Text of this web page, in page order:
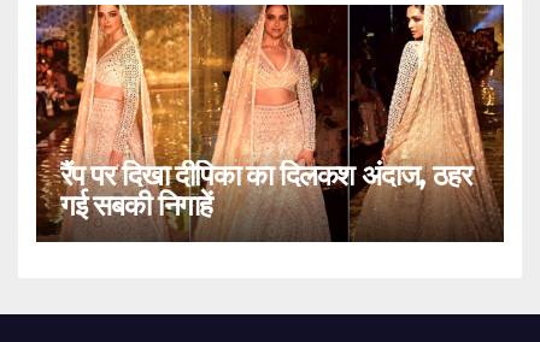
रैंप पर दिखा दीपिका का दिलकश अंदाज, ठहर
गई सबकी निगाहें